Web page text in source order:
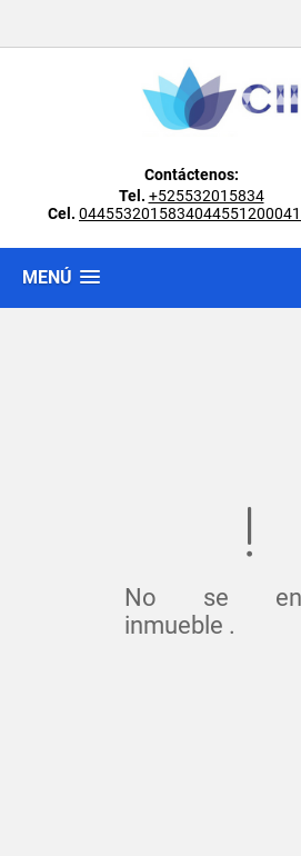
Contáctenos:
Tel. +525532015834
Cel.
MENÚ
No se
inmueble .